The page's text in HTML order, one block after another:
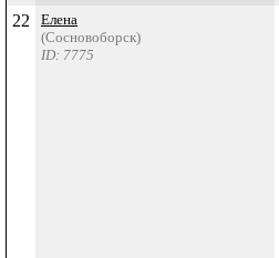
22
Елена
(Сосновоборск)
ID: 7775